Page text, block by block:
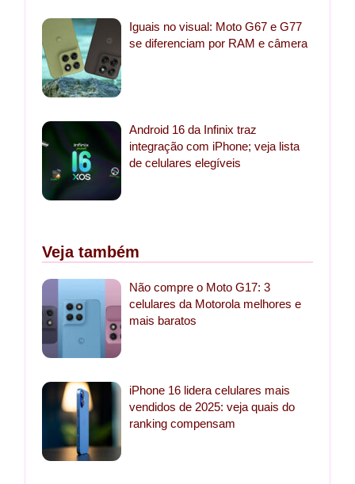
Iguais no visual: Moto G67 e G77
se diferenciam por RAM e câmera
Android 16 da Infinix traz
integração com iPhone; veja lista
de celulares elegíveis
Veja também
Não compre o Moto G17: 3
celulares da Motorola melhores e
mais baratos
iPhone 16 lidera celulares mais
vendidos de 2025: veja quais do
ranking compensam